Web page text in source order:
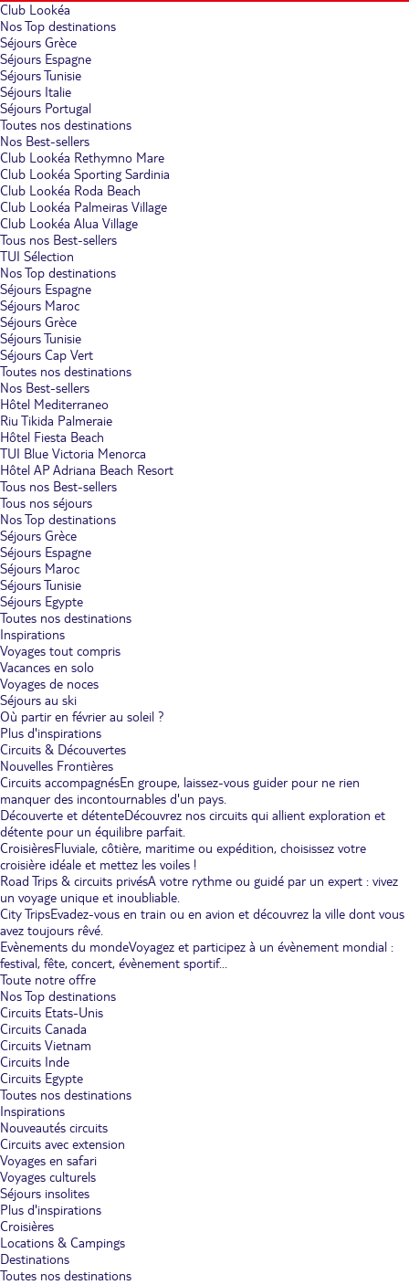
Club Lookéa
Nos Top destinations
Séjours Grèce
Séjours Espagne
Séjours Tunisie
Séjours Italie
Séjours Portugal
Toutes nos destinations
Nos Best-sellers
Club Lookéa Rethymno Mare
Club Lookéa Sporting Sardinia
Club Lookéa Roda Beach
Club Lookéa Palmeiras Village
Club Lookéa Alua Village
Tous nos Best-sellers
TUI Sélection
Nos Top destinations
Séjours Espagne
Séjours Maroc
Séjours Grèce
Séjours Tunisie
Séjours Cap Vert
Toutes nos destinations
Nos Best-sellers
Hôtel Mediterraneo
Riu Tikida Palmeraie
Hôtel Fiesta Beach
TUI Blue Victoria Menorca
Hôtel AP Adriana Beach Resort
Tous nos Best-sellers
Tous nos séjours
Nos Top destinations
Séjours Grèce
Séjours Espagne
Séjours Maroc
Séjours Tunisie
Séjours Egypte
Toutes nos destinations
Inspirations
Voyages tout compris
Vacances en solo
Voyages de noces
Séjours au ski
Où partir en février au soleil ?
Plus d'inspirations
Circuits & Découvertes
Nouvelles Frontières
Circuits accompagnésEn groupe, laissez-vous guider pour ne rien
manquer des incontournables d'un pays.
Découverte et détenteDécouvrez nos circuits qui allient exploration et
détente pour un équilibre parfait.
CroisièresFluviale, côtière, maritime ou expédition, choisissez votre
croisière idéale et mettez les voiles !
Road Trips & circuits privésA votre rythme ou guidé par un expert : vivez
un voyage unique et inoubliable.
City TripsEvadez-vous en train ou en avion et découvrez la ville dont vous
avez toujours rêvé.
Evènements du mondeVoyagez et participez à un évènement mondial :
festival, fête, concert, évènement sportif...
Toute notre offre
Nos Top destinations
Circuits Etats-Unis
Circuits Canada
Circuits Vietnam
Circuits Inde
Circuits Egypte
Toutes nos destinations
Inspirations
Nouveautés circuits
Circuits avec extension
Voyages en safari
Voyages culturels
Séjours insolites
Plus d'inspirations
Croisières
Locations & Campings
Destinations
Toutes nos destinations